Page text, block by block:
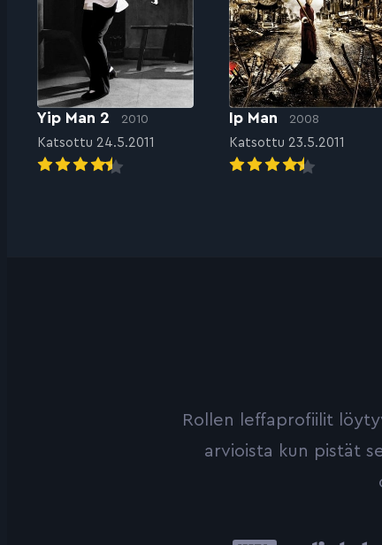
Yip Man 2 2010
Katsottu 24.5.2011
Ip Man 2008
Katsottu 23.5.2011
Rollen leffaprofiilit
arvioista kun pistät